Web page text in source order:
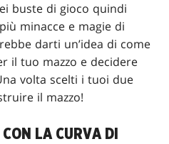
buste di gioco quindi
minacce e magie di
darti un’idea di come
il tuo mazzo e decidere
volta scelti i tuoi due
il mazzo!
LA CURVA DI